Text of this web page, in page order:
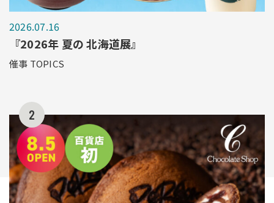
2026.07.16
『2026年 夏の 北海道展』
催事 TOPICS
2